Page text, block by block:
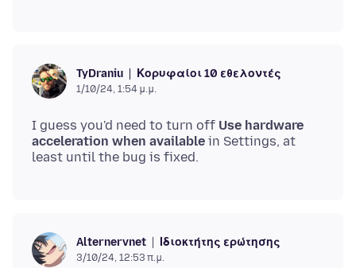
TyDraniu Κορυφαίοι 10 εθελοντές
1/10/24, 1:54 μ.μ.
I guess you'd need to turn off Use hardware
acceleration when available in Settings, at
Alternervnet Ιδιοκτήτης ερώτησης
3/10/24, 12:53 π.μ.